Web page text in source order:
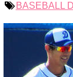
BASEBALL